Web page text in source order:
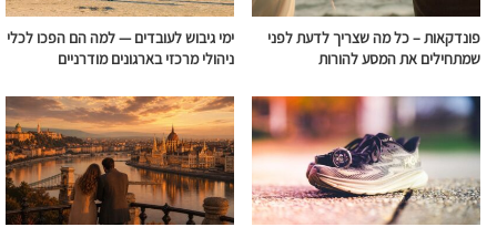
פונדקאות – כל מה שצריך לדעת לפני
שמתחילים את המסע להורות
ימי גיבוש לעובדים — למה הם הפכו לכלי
ניהולי מרכזי בארגונים מודרניים